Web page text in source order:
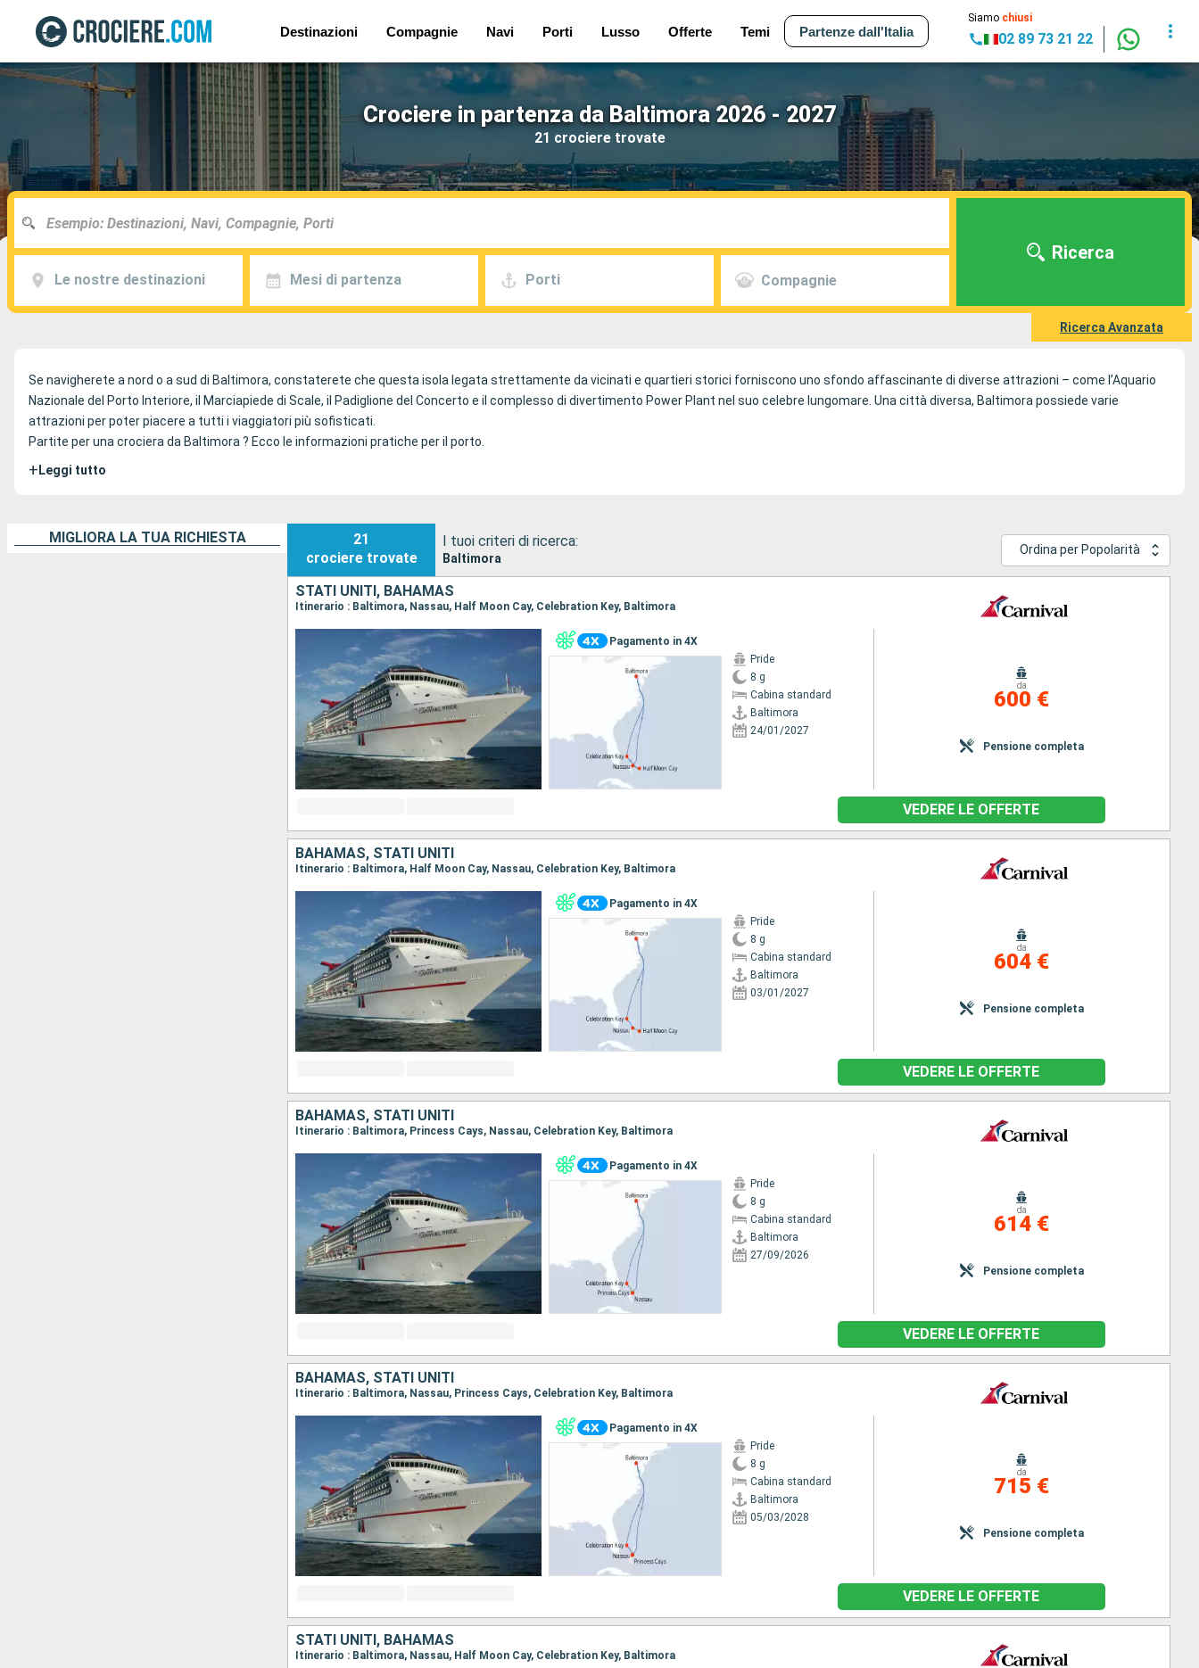
Destinazioni Compagnie Navi Porti Lusso Offerte Temi Partenze dall'Italia
Siamo chiusi
02 89 73 21 22
Crociere in partenza da Baltimora 2026 - 2027
21 crociere trovate
Le nostre destinazioni Mesi di partenza Porti Compagnie
Ricerca
Ricerca Avanzata
Se navigherete a nord o a sud di Baltimora, constaterete che questa isola legata strettamente da vicinati e quartieri storici forniscono uno sfondo affascinante di diverse attrazioni – come l’Aquario
Nazionale del Porto Interiore, il Marciapiede di Scale, il Padiglione del Concerto e il complesso di divertimento Power Plant nel suo celebre lungomare. Una città diversa, Baltimora possiede varie
attrazioni per poter piacere a tutti i viaggiatori più sofisticati.
Partite per una crociera da Baltimora ? Ecco le informazioni pratiche per il porto.
+ Leggi tutto
MIGLIORA LA TUA RICHIESTA
21
crociere trovate
I tuoi criteri di ricerca:
Baltimora
Ordina per Popolarità
STATI UNITI, BAHAMAS
Itinerario : Baltimora, Nassau, Half Moon Cay, Celebration Key, Baltimora
Pagamento in 4X
Pride
8 g
Cabina standard
Baltimora
24/01/2027
da
600 €
Pensione completa
VEDERE LE OFFERTE
BAHAMAS, STATI UNITI
Itinerario : Baltimora, Half Moon Cay, Nassau, Celebration Key, Baltimora
Pagamento in 4X
Pride
8 g
Cabina standard
Baltimora
03/01/2027
da
604 €
Pensione completa
VEDERE LE OFFERTE
BAHAMAS, STATI UNITI
Itinerario : Baltimora, Princess Cays, Nassau, Celebration Key, Baltimora
Pagamento in 4X
Pride
8 g
Cabina standard
Baltimora
27/09/2026
da
614 €
Pensione completa
VEDERE LE OFFERTE
BAHAMAS, STATI UNITI
Itinerario : Baltimora, Nassau, Princess Cays, Celebration Key, Baltimora
Pagamento in 4X
Pride
8 g
Cabina standard
Baltimora
05/03/2028
da
715 €
Pensione completa
VEDERE LE OFFERTE
STATI UNITI, BAHAMAS
Itinerario : Baltimora, Nassau, Half Moon Cay, Celebration Key, Baltimora